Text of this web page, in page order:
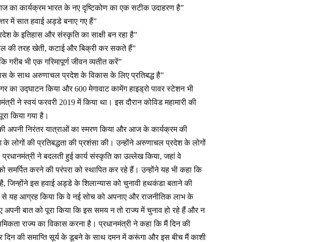
कार्यक्रम भारत के नए दृष्टिकोण का एक सटीक उदाहरण है”
में सात हवाई अड्डे बनाए गए हैं”
के इतिहास और संस्कृति का साक्षी बन रहा है”
की तरह खेती, कटाई और बिक्री कर सकते हैं”
गरीब भी एक गरिमापूर्ण जीवन व्यतीत करें”
के साथ अरुणाचल प्रदेश के विकास के लिए प्रतिबद्ध है”
का उद्घाटन किया और 600 मेगावाट कामेंग हाइड्रो पावर स्टेशन भी
ने स्वयं फरवरी 2019 में किया था। इस दौरान कोविड महामारी की
किया गया है।
अपनी निरंतर यात्राओं का स्‍मरण किया और आज के कार्यक्रम की
लोगों की प्रतिबद्धता की प्रशंसा की। उन्होंने अरुणाचल प्रदेश के लोगों
ने बदलती हुई कार्य संस्कृति का उल्लेख किया, जहां वे
समर्पित करने की परंपरा को स्थापित कर रहे हैं। उन्होंने यह भी कहा कि
इस हवाई अड्डे के शिलान्यास को चुनावी हथकंडा बताने की
से यह आग्रह किया कि वे नई सोच को अपनाए और राजनीतिक लाभ के
बात को पूरा किया कि इस समय न तो राज्य में चुनाव हो रहे हैं और न
राज्य का विकास करना है। प्रधानमंत्री ने कहा कि मैं दिन की
की समाप्ति सूर्य के डूबने के साथ दमन में करूंगा और इस बीच मैं काशी